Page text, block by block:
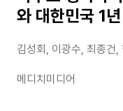
와 대한민국 1년
김성회, 이광수, 최종건
메디치미디어